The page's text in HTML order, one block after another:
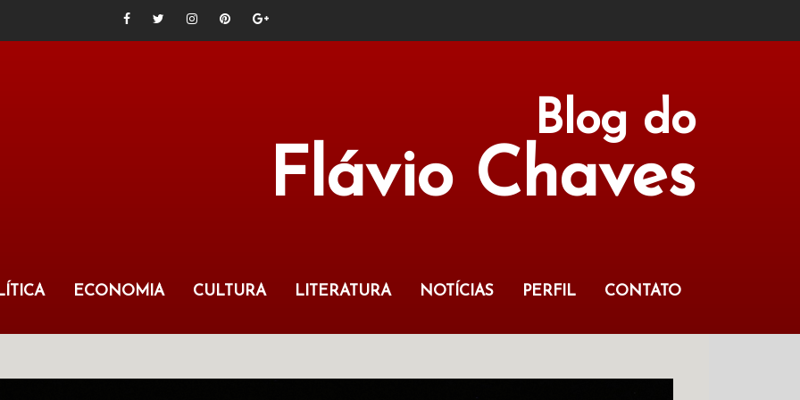
Blog do
Flávio Chaves
ECONOMIA CULTURA LITERATURA NOTÍCIAS PERFIL CONTATO